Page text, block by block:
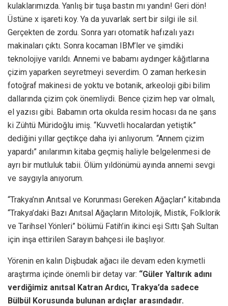
kulaklarımızda. Yanlış bir tuşa bastın mı yandın! Geri dön!
Üstüne x işareti koy. Ya da yuvarlak sert bir silgi ile sil.
Gerçekten de zordu. Sonra yarı otomatik hafızalı yazı
makinaları çıktı. Sonra kocaman IBM’ler ve şimdiki
teknolojiye varıldı. Annemi ve babamı aydınger kâğıtlarına
çizim yaparken seyretmeyi severdim. O zaman herkesin
fotoğraf makinesi de yoktu ve botanik, arkeoloji gibi bilim
dallarında çizim çok önemliydi. Bence çizim hep var olmalı,
el yazısı gibi. Babamın orta okulda resim hocası da ne şans
ki Zühtü Müridoğlu imiş. “Kuvvetli hocalardan yetiştik”
dediğini yıllar geçtikçe daha iyi anlıyorum. “Annem çizim
yapardı” anılarımın kitaba geçmiş haliyle belgelenmesi de
ayrı bir mutluluk tabii. Ölüm yıldönümü ayında annemi sevgi
ve saygıyla anıyorum.
“Trakya’nın Anıtsal ve Korunması Gereken Ağaçları” kitabında
“Trakya’daki Bazı Anıtsal Ağaçların Mitolojik, Mistik, Folklorik
ve Tarihsel Yönleri” bölümü Fatih’in ikinci eşi Sıttı Şah Sultan
için inşa ettirilen Sarayın bahçesi ile başlıyor.
Yörenin en kalın Dişbudak ağacı ile devam eden kıymetli
araştırma içinde önemli bir detay var: “Güler Yaltırık adını
verdiğimiz anıtsal Katran Ardıcı, Trakya’da sadece
Bülbül Korusunda bulunan ardıçlar arasındadır.